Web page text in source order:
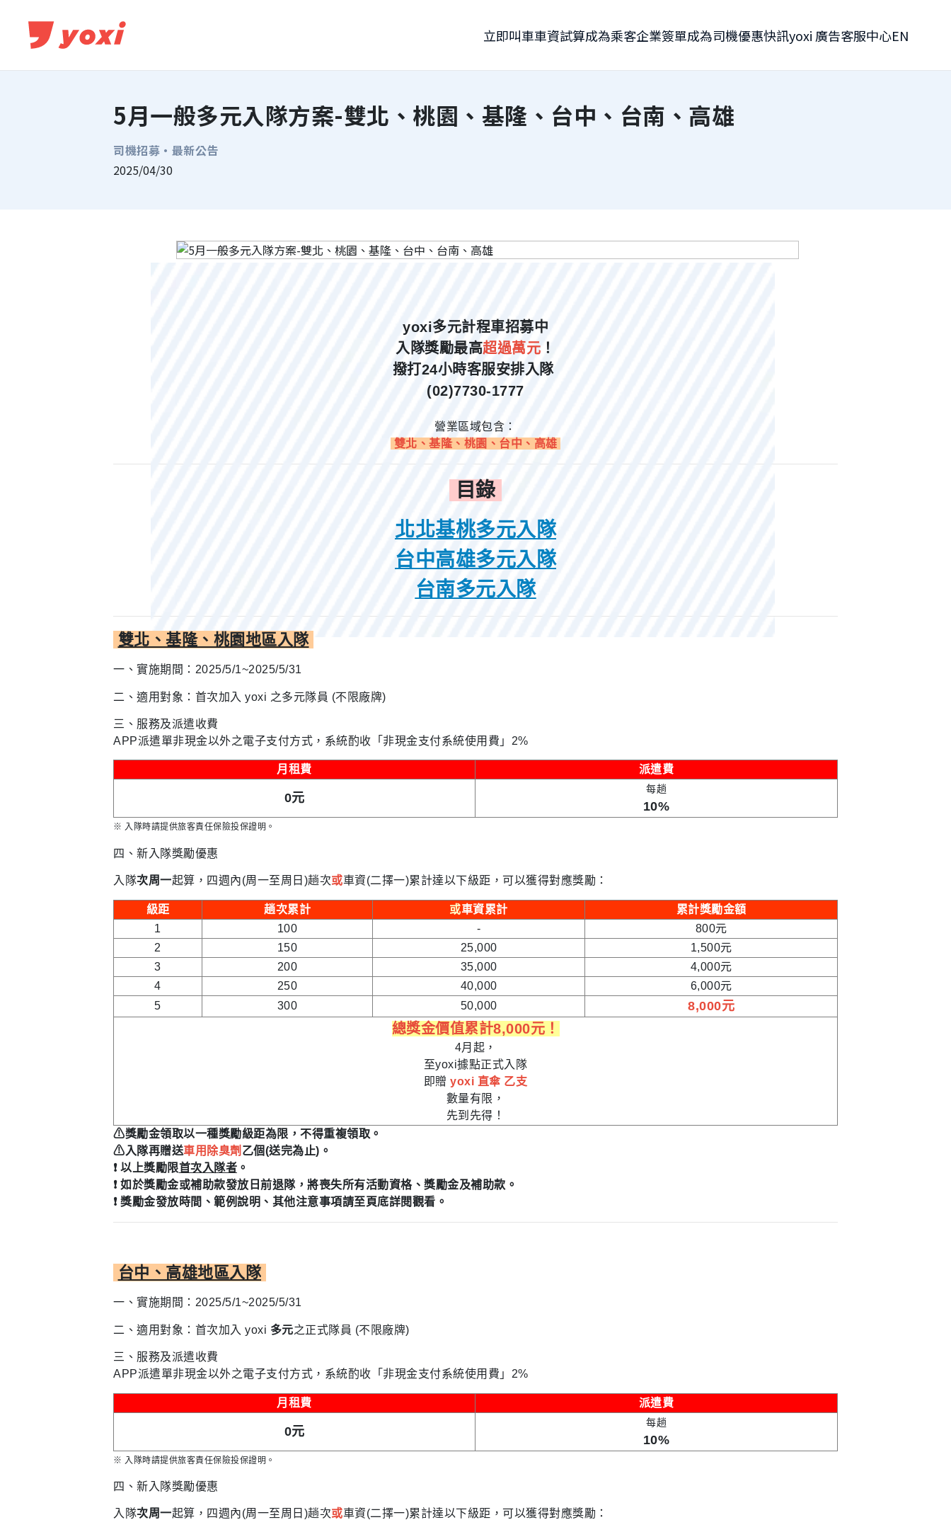
立即叫車車資試算成為乘客企業簽單成為司機優惠快訊yoxi 廣告客服中心EN
5月一般多元入隊方案-雙北、桃園、基隆、台中、台南、高雄
司機招募・ 最新公告
2025/04/30
yoxi多元計程車招募中
入隊獎勵最高超過萬元 ！
撥打24小時客服安排入隊
(02)7730-1777
營業區域包含：
雙北、基隆、桃園、台中、高雄
目錄
北北基桃多元入隊
台中高雄多元入隊
台南多元入隊
雙北、基隆、桃園地區入隊
一、實施期間：2025/5/1~2025/5/31
二、適用對象：首次加入 yoxi 之多元隊員 (不限廠牌)
三、服務及派遣收費
APP派遣單非現金以外之電子支付方式，系統酌收「非現金支付系統使用費」2%
月租費 派遣費
0元
每趟
10%
※ 入隊時請提供旅客責任保險投保證明。
四、新入隊獎勵優惠
入隊次周一起算，四週內(周一至周日)趟次或車資(二擇一)累計達以下級距，可以獲得對應獎勵：
級距 趟次累計 或車資累計
累計獎勵金額
1
100 -
800元
2
150 25,000
1,500元
3
200 35,000
4,000元
4
250 40,000
6,000元
5
300 50,000 8,000元
總獎金價值累計8,000元！
4月起，
至yoxi據點正式入隊
即贈 yoxi 直傘 乙支
數量有限，
先到先得！
⚠獎勵金領取以一種獎勵級距為限，不得重複領取。
⚠入隊再贈送車用除臭劑 乙個(送完為止)。
❗ 以上獎勵限首次入隊者 。
❗ 如於獎勵金或補助款發放日前退隊，將喪失所有活動資格、獎勵金及補助款。
❗ 獎勵金發放時間、範例說明、其他注意事項請至頁底詳閱觀看。
台中、高雄地區入隊
一、實施期間：2025/5/1~2025/5/31
二、適用對象：首次加入 yoxi 多元之正式隊員 (不限廠牌)
三、服務及派遣收費
APP派遣單非現金以外之電子支付方式，系統酌收「非現金支付系統使用費」2%
月租費 派遣費
0元
每趟
10%
※ 入隊時請提供旅客責任保險投保證明。
四、新入隊獎勵優惠
入隊次周一起算，四週內(周一至周日)趟次或車資(二擇一)累計達以下級距，可以獲得對應獎勵：